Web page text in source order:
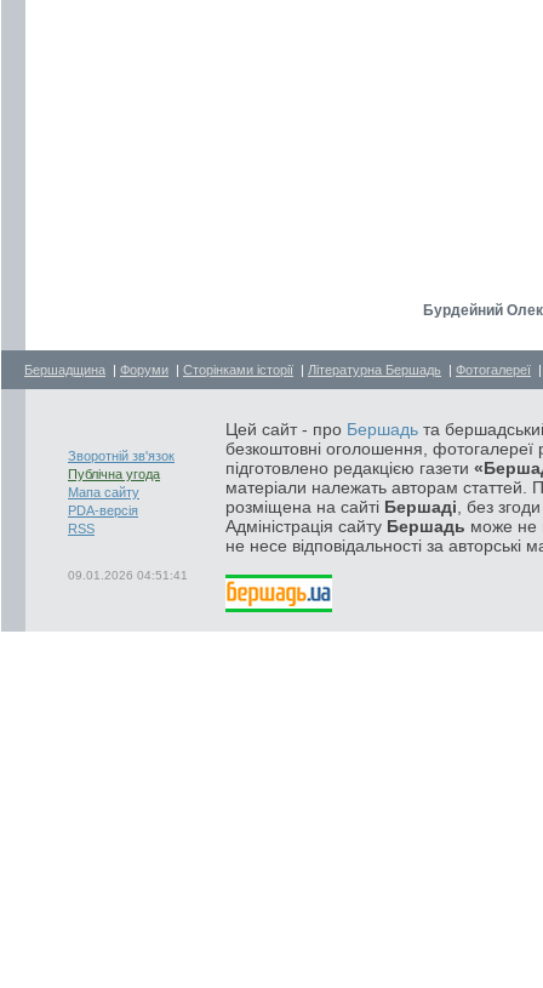
Бурдейний
Бершадщина | Форуми | Сторінками історії | Літературна Бершадь | Фотогалереї
Зворотній зв'язок
Публічна угода
Мапа сайту
PDA-версія
RSS
09.01.2026 04:51:41
Цей сайт - про Бершадь та
безкоштовні оголошення, фотогалереї
підготовлено редакцією газети
матеріали належать авторам статтей.
розміщена на сайті Бершаді , без
Адміністрація сайту Бершадь може не
не несе відповідальності за авторські